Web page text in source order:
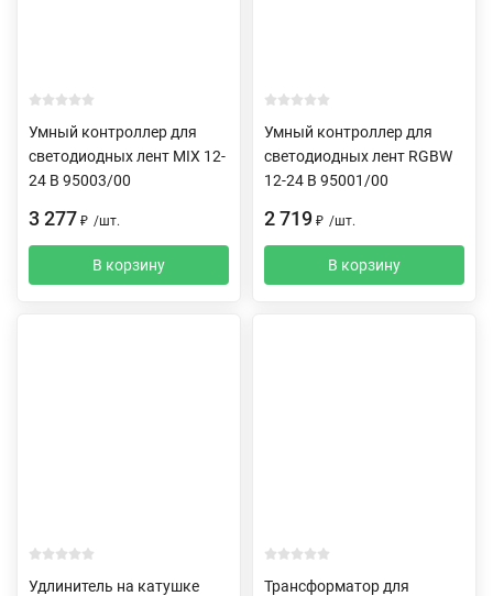
Умный контроллер для
светодиодных лент MIX 12-
24 В 95003/00
3 277 ₽ /шт.
В корзину
Умный контроллер для
светодиодных лент RGBW
12-24 В 95001/00
2 719 ₽ /шт.
В корзину
Удлинитель на катушке
Трансформатор для